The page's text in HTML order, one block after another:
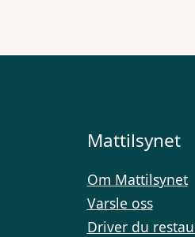
Mattilsynet
Om Mattilsynet
Varsle oss
Driver du